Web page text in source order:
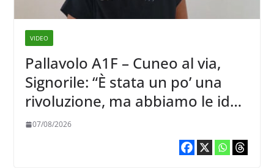
VIDEO
Pallavolo A1F – Cuneo al via,
Signorile: “È stata un po’ una
rivoluzione, ma abbiamo le idee
chiare siu cosa vogliamo fare”
07/08/2026